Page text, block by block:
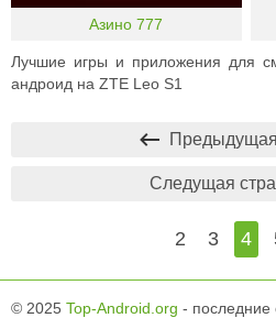
Азино 777
Лучшие игры и приложения для
андроид на ZTE Leo S1
2 3 4
Следущая
© 2025 Top-Android.org -